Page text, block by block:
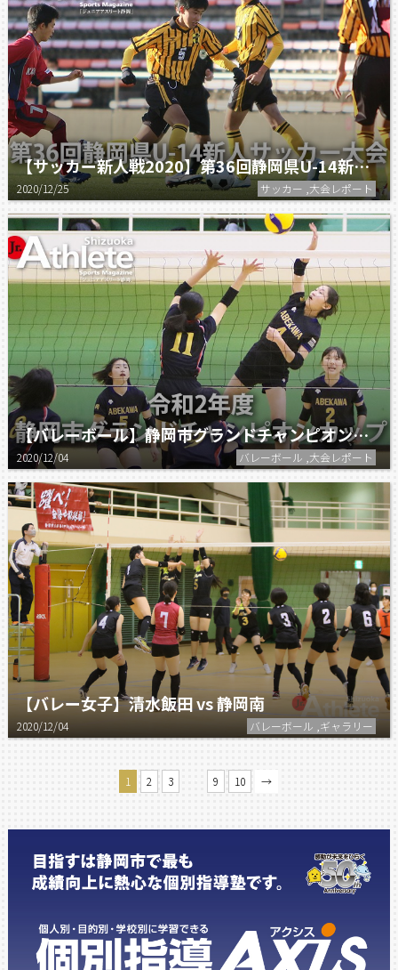
【サッカー新人戦2020】第36回静岡県U-14新人サッカー大会
2020/12/25 サッカー ,大会レポート
【バレーボール】静岡市グランドチャンピオンカップ大会
2020/12/04 バレーボール ,大会レポート
【バレー女子】清水飯田 vs 静岡南
2020/12/04 バレーボール ,ギャラリー
1 2 3 9 10 →